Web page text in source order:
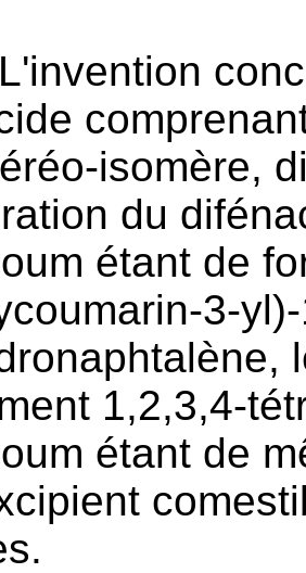
L'invention
isomère,
du
étant de
3-
1,2,3,4-
étant de